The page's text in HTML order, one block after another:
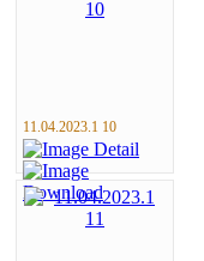
11.04.2023.1 10